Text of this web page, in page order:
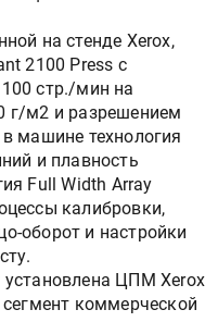
на стенде Xerox,
2100 Press с
стр./мин на
г/м2 и разрешением
машине технология
и плавность
Full Width Array
калибровки,
оборот и настройки
установлена ЦПМ Xerox
коммерческой